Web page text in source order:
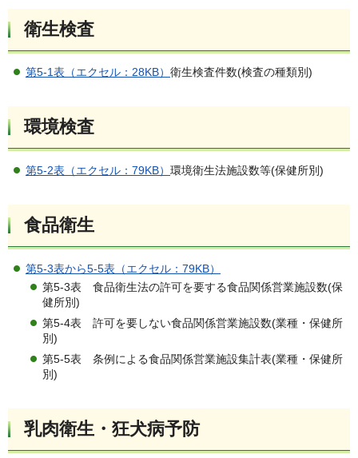
衛生検査
第5-1表（エクセル：28KB） 衛生検査件数(検査の種類別)
環境検査
第5-2表（エクセル：79KB） 環境衛生法施設数等(保健所別)
食品衛生
第5-3表から5-5表（エクセル：79KB）
第5-3表 食品衛生法の許可を要する食品関係営業施設数(保
健所別)
第5-4表 許可を要しない食品関係営業施設数(業種・保健所
別)
第5-5表 条例による食品関係営業施設集計表(業種・保健所
別)
乳肉衛生・狂犬病予防